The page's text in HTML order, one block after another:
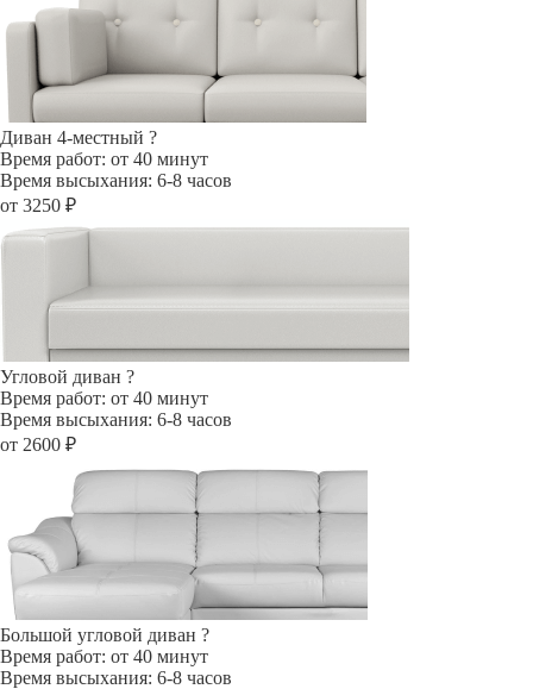
Диван 4-местный ?
Время работ: от 40 минут
Время высыхания: 6-8 часов
от 3250 ₽
Угловой диван ?
Время работ: от 40 минут
Время высыхания: 6-8 часов
от 2600 ₽
Большой угловой диван ?
Время работ: от 40 минут
Время высыхания: 6-8 часов